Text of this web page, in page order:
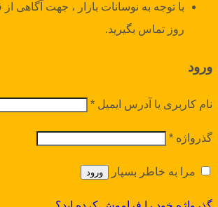
با توجه به نوسانات بازار ، جهت آگاهی
روز تماس بگیرید.
ورود
نام کاربری یا آدرس ایمیل *
گذرواژه *
مرا به خاطر بسپار ورود